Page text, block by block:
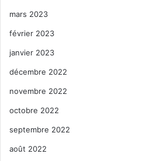
mars 2023
février 2023
janvier 2023
décembre 2022
novembre 2022
octobre 2022
septembre 2022
août 2022